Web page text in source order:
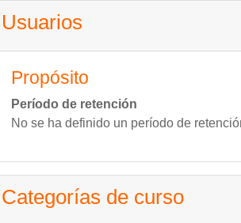
Usuarios
Propósito
Período de retención
No se ha definido un período de
Categorías de curso